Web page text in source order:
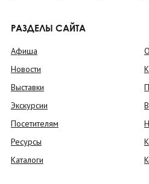
РАЗДЕЛЫ САЙТА
Афиша
Новости
Выставки
Экскурсии
Посетителям
Ресурсы
Каталоги